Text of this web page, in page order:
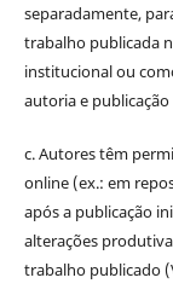
separadamente,
trabalho publicada
institucional ou
autoria e
c. Autores têm
online (ex.: em
após a publicação
alterações
trabalho publicado